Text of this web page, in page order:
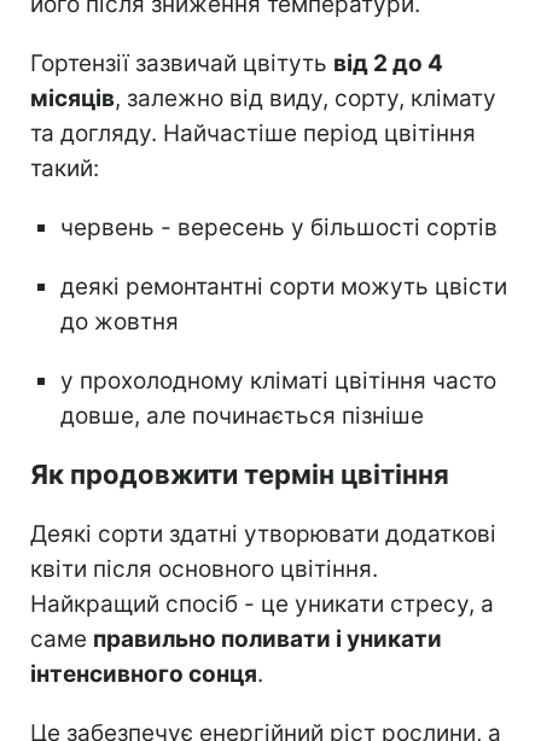
Гортензії зазвичай цвітуть від 2 до 4
місяців, залежно від виду, сорту, клімату
та догляду. Найчастіше період цвітіння
такий:
червень - вересень у більшості сортів
деякі ремонтантні сорти можуть цвісти
до жовтня
у прохолодному кліматі цвітіння часто
довше, але починається пізніше
Як продовжити термін цвітіння
Деякі сорти здатні утворювати додаткові
квіти після основного цвітіння.
Найкращий спосіб - це уникати стресу, а
саме правильно поливати і уникати
інтенсивного сонця.
Це забезпечує енергійний ріст рослини, а